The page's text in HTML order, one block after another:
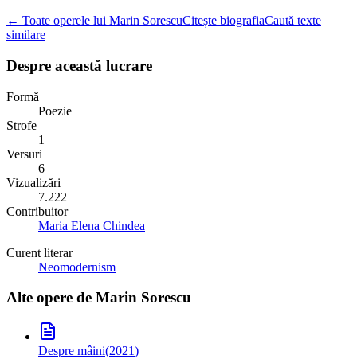
← Toate operele lui Marin SorescuCitește biografiaCaută texte
similare
Despre această lucrare
Formă
Poezie
Strofe
1
Versuri
6
Vizualizări
7.222
Contribuitor
Maria Elena Chindea
Curent literar
Neomodernism
Alte opere de Marin Sorescu
Despre mâini(2021)